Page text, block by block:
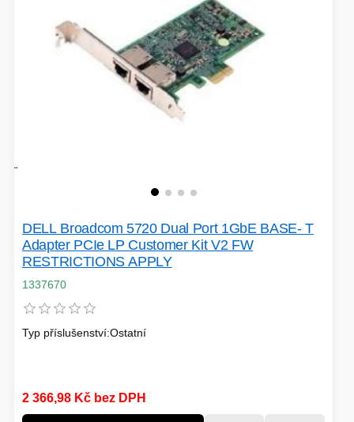
DELL Broadcom 5720 Dual Port 1GbE BASE- T
Adapter PCIe LP Customer Kit V2 FW
RESTRICTIONS APPLY
1337670
Typ příslušenství:Ostatní
2 366,98 Kč bez DPH